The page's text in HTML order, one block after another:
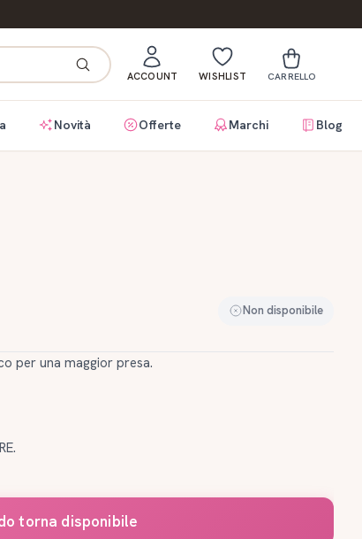
ACCOUNT WISHLIST CARRELLO
Novità Offerte Marchi Blog
Non disponibile
per una maggior presa.
torna disponibile